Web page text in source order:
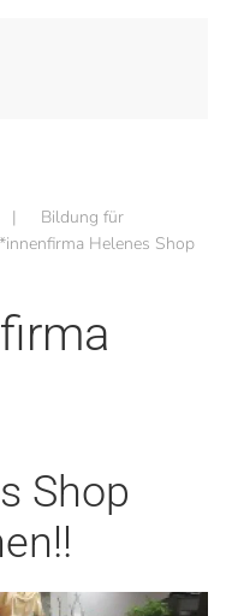
Bildung für
Helenes Shop
Shop